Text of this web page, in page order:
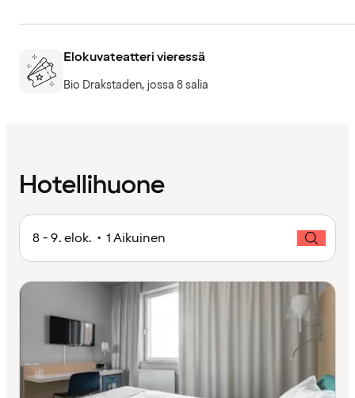
Elokuvateatteri vieressä
Bio Drakstaden, jossa 8 salia
Hotellihuone
8 - 9. elok. • 1 Aikuinen